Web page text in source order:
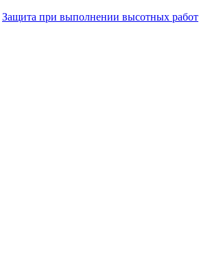
Защита при выполнении высотных работ